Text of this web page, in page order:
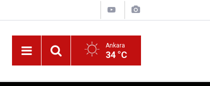
Ankara
34 °C